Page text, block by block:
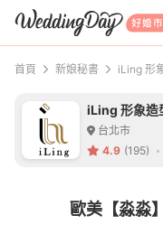
首頁 新娘秘書
台北市
4.9 (195)
歐美【淼淼